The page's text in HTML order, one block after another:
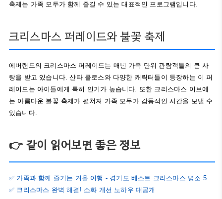
축제는 가족 모두가 함께 즐길 수 있는 대표적인 프로그램입니다.
크리스마스 퍼레이드와 불꽃 축제
에버랜드의 크리스마스 퍼레이드는 매년 가족 단위 관람객들의 큰 사
랑을 받고 있습니다. 산타 클로스와 다양한 캐릭터들이 등장하는 이 퍼
레이드는 아이들에게 특히 인기가 높습니다. 또한 크리스마스 이브에
는 아름다운 불꽃 축제가 펼쳐져 가족 모두가 감동적인 시간을 보낼 수
있습니다.
👉 같이 읽어보면 좋은 정보
✅ 가족과 함께 즐기는 겨울 여행 - 경기도 베스트 크리스마스 명소 5
✅ 크리스마스 완벽 해결! 소화 개선 노하우 대공개